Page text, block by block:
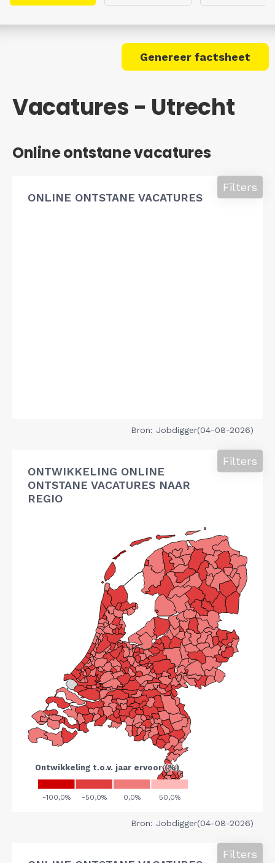
Genereer factsheet
Vacatures - Utrecht
Online ontstane vacatures
ONLINE ONTSTANE VACATURES
Filters
Bron: Jobdigger(04-08-2026)
ONTWIKKELING ONLINE
ONTSTANE VACATURES NAAR
REGIO
Filters
Bron: Jobdigger(04-08-2026)
Filters